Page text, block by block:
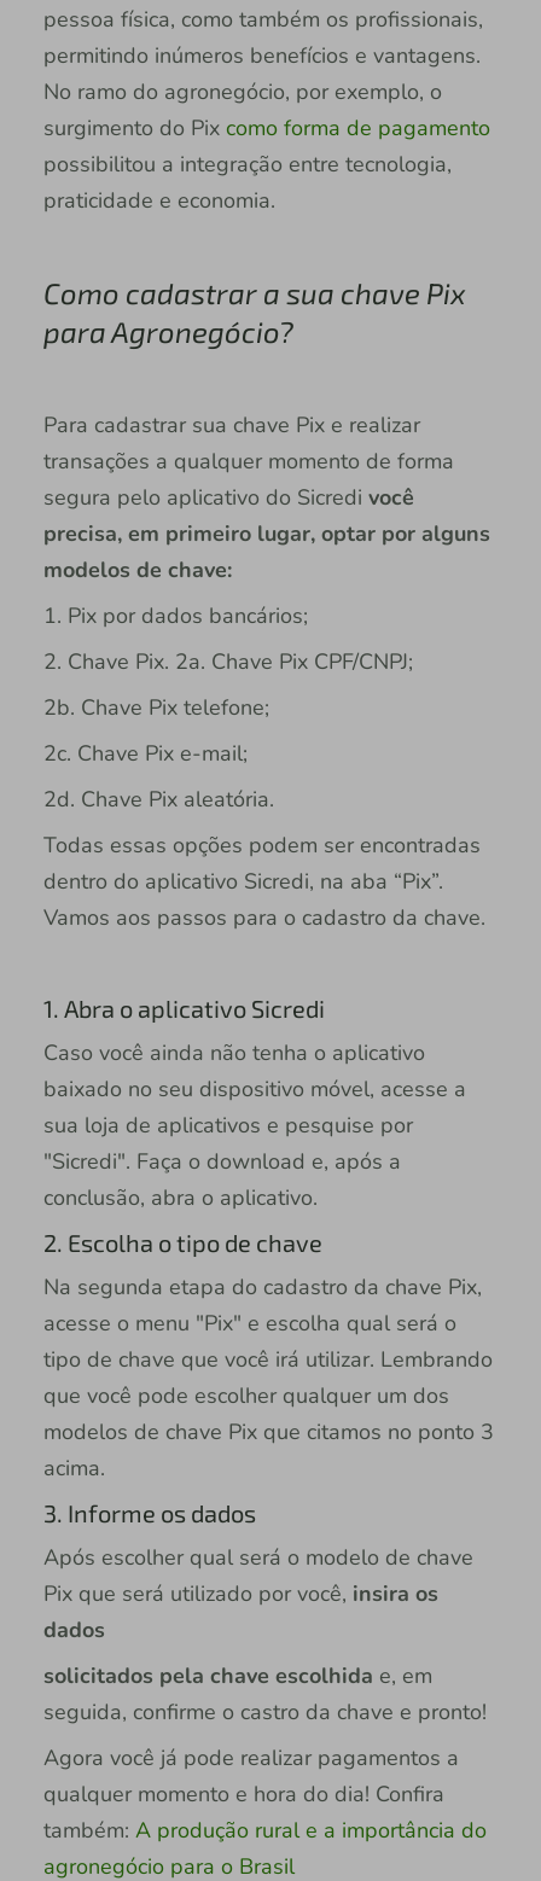
pessoa física, como também os profissionais,
permitindo inúmeros benefícios e vantagens.
No ramo do agronegócio, por exemplo, o
surgimento do Pix como forma de pagamento
possibilitou a integração entre tecnologia,
praticidade e economia.
Como cadastrar a sua chave Pix
para Agronegócio?
Para cadastrar sua chave Pix e realizar
transações a qualquer momento de forma
segura pelo aplicativo do Sicredi você
precisa, em primeiro lugar, optar por alguns
modelos de chave:
1. Pix por dados bancários;
2. Chave Pix. 2a. Chave Pix CPF/CNPJ;
2b. Chave Pix telefone;
2c. Chave Pix e-mail;
2d. Chave Pix aleatória.
Todas essas opções podem ser encontradas
dentro do aplicativo Sicredi, na aba “Pix”.
Vamos aos passos para o cadastro da chave.
1. Abra o aplicativo Sicredi
Caso você ainda não tenha o aplicativo
baixado no seu dispositivo móvel, acesse a
sua loja de aplicativos e pesquise por
"Sicredi". Faça o download e, após a
conclusão, abra o aplicativo.
2. Escolha o tipo de chave
Na segunda etapa do cadastro da chave Pix,
acesse o menu "Pix" e escolha qual será o
tipo de chave que você irá utilizar. Lembrando
que você pode escolher qualquer um dos
modelos de chave Pix que citamos no ponto 3
acima.
3. Informe os dados
Após escolher qual será o modelo de chave
Pix que será utilizado por você, insira os
dados
solicitados pela chave escolhida e, em
seguida, confirme o castro da chave e pronto!
Agora você já pode realizar pagamentos a
qualquer momento e hora do dia! Confira
também: A produção rural e a importância do
agronegócio para o Brasil